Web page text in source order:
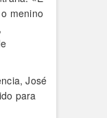
menino
José
para